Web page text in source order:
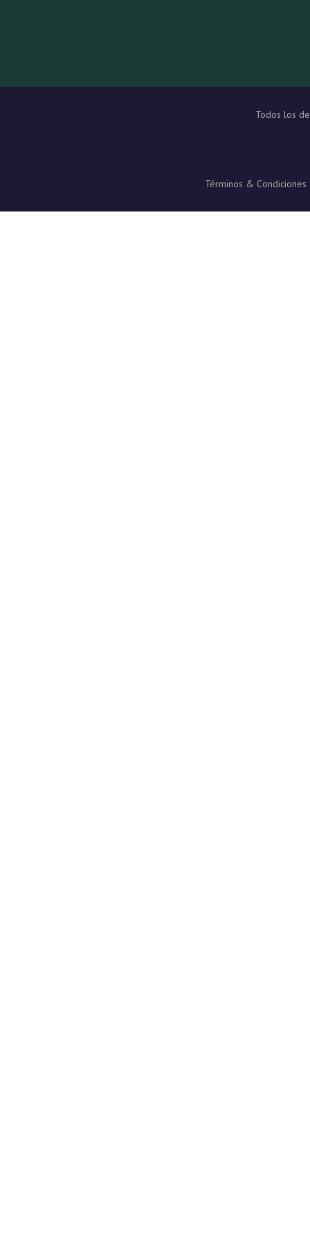
Todos los
Términos & Condiciones